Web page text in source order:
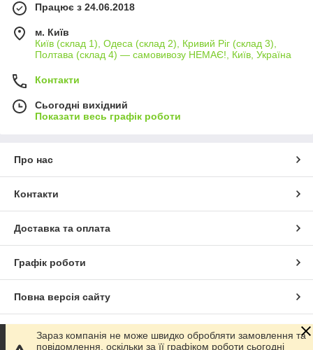
Працює з 24.06.2018
м. Київ
Київ (склад 1), Одеса (склад 2), Кривий Ріг (склад 3),
Полтава (склад 4) — самовивозу НЕМАЄ!, Київ, Україна
Контакти
Сьогодні вихідний
Показати весь графік роботи
Про нас
Контакти
Доставка та оплата
Графік роботи
Повна версія сайту
Сайт створено на маркетплейсі Prom.ua
Зараз компанія не може швидко обробляти замовлення та
повідомлення, оскільки за її графіком роботи сьогодні